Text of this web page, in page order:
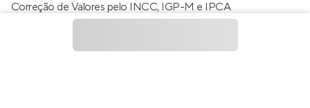
Correção de Valores pelo INCC, IGP-M e IPCA
Estimativa de valor do condomínio